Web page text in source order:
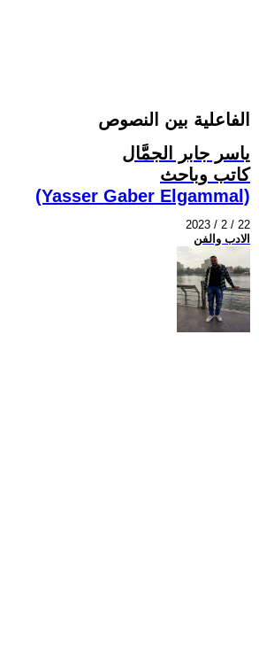
الفاعلية بين النصوص
ياسر جابر الجمَّال
كاتب وباحث
(Yasser Gaber Elgammal)
2023 / 2 / 22
الادب والفن